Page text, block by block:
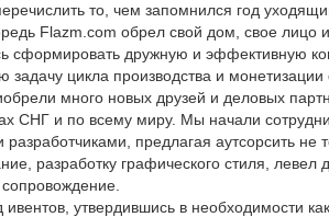
то, чем запомнился год
Flazm.com обрел свой дом, свое лицо и
сформировать дружную и эффективную
задачу цикла производства и
много новых друзей и деловых
СНГ и по всему миру. Мы начали
предлагая аутсорсить не
разработку графического стиля, левел
ивентов, утвердившись в необходимости